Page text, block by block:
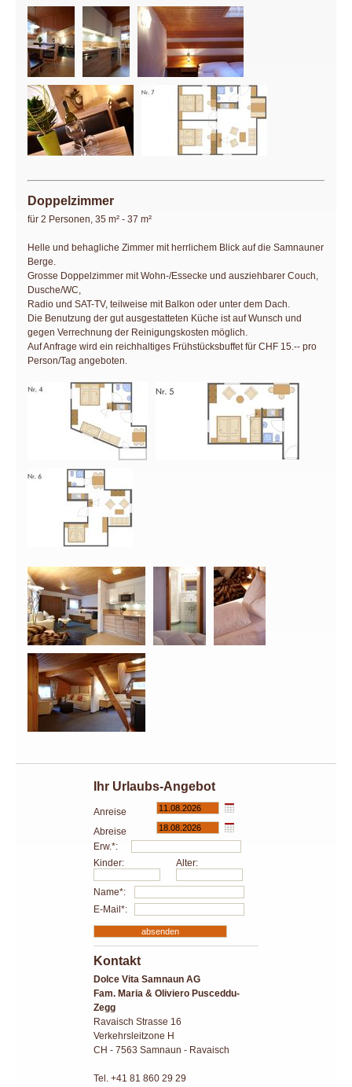
Doppelzimmer
für 2 Personen, 35 m² - 37 m²
Helle und behagliche Zimmer mit herrlichem Blick auf die Samnauner
Berge.
Grosse Doppelzimmer mit Wohn-/Essecke und ausziehbarer Couch,
Dusche/WC,
Radio und SAT-TV, teilweise mit Balkon oder unter dem Dach.
Die Benutzung der gut ausgestatteten Küche ist auf Wunsch und
gegen Verrechnung der Reinigungskosten möglich.
Auf Anfrage wird ein reichhaltiges Frühstücksbuffet für CHF 15.-- pro
Person/Tag angeboten.
Ihr Urlaubs-Angebot
Anreise
Abreise
Erw.*:
Kinder:
Alter:
Name*:
E-Mail*:
Kontakt
Dolce Vita Samnaun AG
Fam. Maria & Oliviero Pusceddu-
Zegg
Ravaisch Strasse 16
Verkehrsleitzone H
CH - 7563 Samnaun - Ravaisch
Tel. +41 81 860 29 29